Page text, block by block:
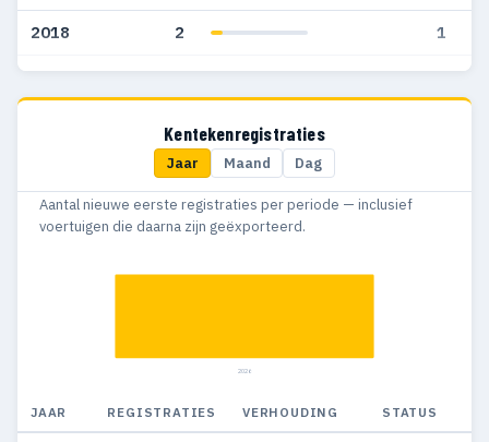
2018 2 1
2017 6 5
Kentekenregistraties
Jaar Maand Dag
Aantal nieuwe eerste registraties per periode — inclusief
voertuigen die daarna zijn geëxporteerd.
2026
JAAR REGISTRATIES VERHOUDING STATUS